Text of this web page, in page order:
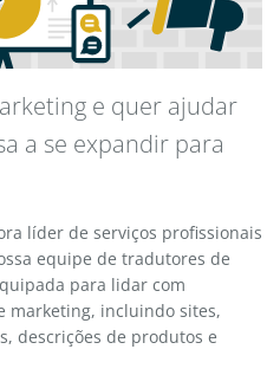
e quer ajudar
a se expandir para
líder de serviços profissionais
equipe de tradutores de
para lidar com
marketing, incluindo sites,
descrições de produtos e